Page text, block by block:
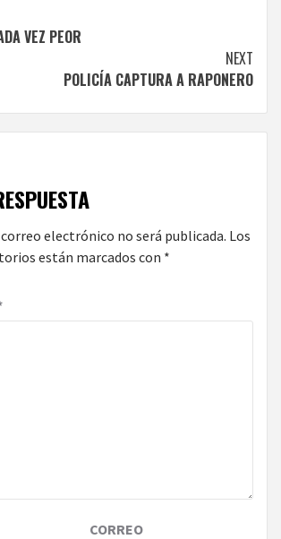
VEZ PEOR
NEXT
POLICÍA CAPTURA A RAPONERO
electrónico no será publicada. Los
están marcados con *
CORREO